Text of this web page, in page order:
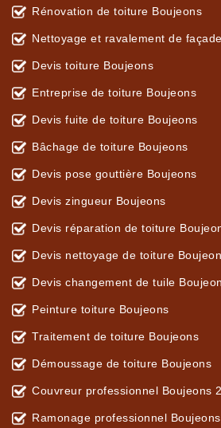
Rénovation de toiture Boujeons
Nettoyage et ravalement de
Devis toiture Boujeons
Entreprise de toiture Boujeons
Devis fuite de toiture Boujeons
Bâchage de toiture Boujeons
Devis pose gouttière Boujeons
Devis zingueur Boujeons
Devis réparation de toiture
Devis nettoyage de toiture
Devis changement de tuile
Peinture toiture Boujeons
Traitement de toiture Boujeons
Démoussage de toiture Boujeons
Couvreur professionnel Boujeons
Ramonage professionnel